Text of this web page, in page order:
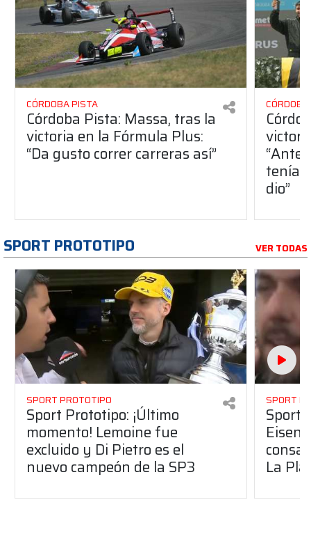
CÓRDOBA PISTA
Córdoba Pista: Massa, tras la
victoria en la Fórmula Plus:
“Da gusto correr carreras así”
dio”
SPORT PROTOTIPO VER TODAS
SPORT PROTOTIPO
Sport Prototipo: ¡Último
momento! Lemoine fue
excluido y Di Pietro es el
nuevo campeón de la SP3
SPORT
Sport
La